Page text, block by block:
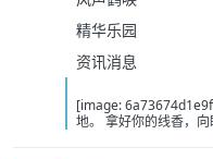
精华乐园
资讯消息
[image:
地。 拿好你的线香，